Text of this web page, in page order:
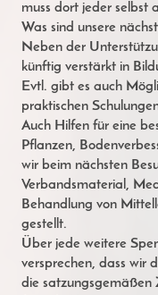
muss dort jeder selbst
Was sind unsere
Neben der
künftig verstärkt in
Evtl. gibt es auch
praktischen
Auch Hilfen für eine
Pflanzen,
wir beim nächsten
Verbandsmaterial,
Behandlung von
gestellt.
Über jede weitere
versprechen, dass wir
die satzungsgemäßen